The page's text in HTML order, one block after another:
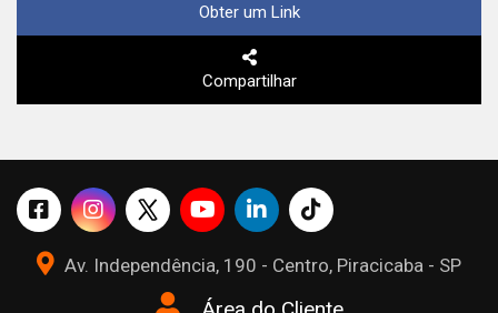
Obter um Link
Compartilhar
Av. Independência, 190 - Centro, Piracicaba - SP